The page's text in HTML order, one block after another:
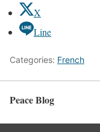
X
Line
Categories: French
Peace Blog